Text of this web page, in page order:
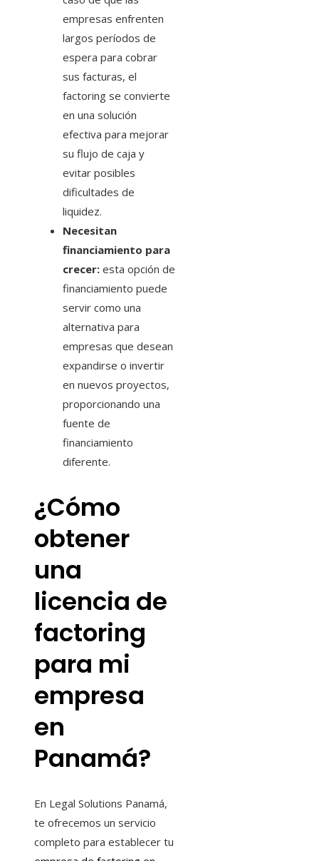
empresas enfrenten
largos períodos de
espera para cobrar
sus facturas, el
factoring se convierte
en una solución
efectiva para mejorar
su flujo de caja y
evitar posibles
dificultades de
liquidez.
Necesitan
financiamiento para
crecer: esta opción de
financiamiento puede
servir como una
alternativa para
empresas que desean
expandirse o invertir
en nuevos proyectos,
proporcionando una
fuente de
financiamiento
diferente.
¿Cómo
obtener
una
licencia de
factoring
para mi
empresa
en
Panamá?
En Legal Solutions Panamá,
te ofrecemos un servicio
completo para establecer tu